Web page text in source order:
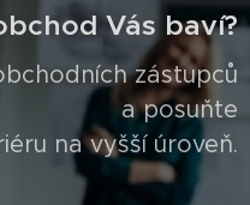
Vás baví?
zástupců
a posuňte
na vyšší úroveň.